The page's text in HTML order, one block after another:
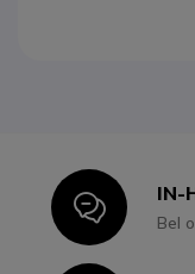
IconIN-
Bel